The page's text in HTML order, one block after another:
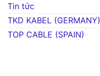
Tin tức
TKD KABEL (GERMANY)
TOP CABLE (SPAIN)